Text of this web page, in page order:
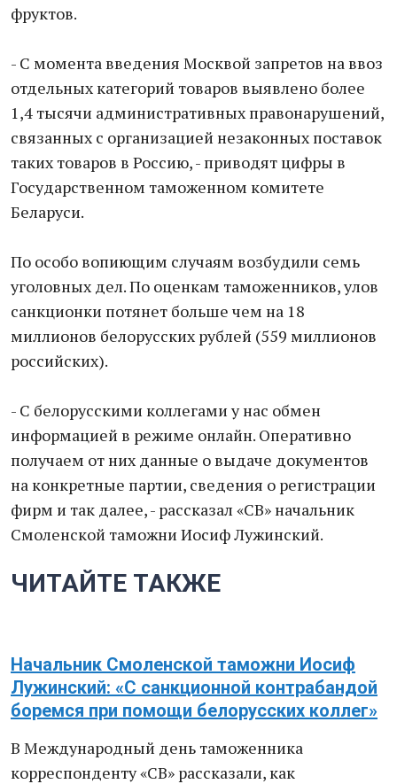
фруктов.
- С момента введения Москвой запретов на ввоз
отдельных категорий товаров выявлено более
1,4 тысячи административных правонарушений,
связанных с организацией незаконных поставок
таких товаров в Россию, - приводят цифры в
Государственном таможенном комитете
Беларуси.
По особо вопиющим случаям возбудили семь
уголовных дел. По оценкам таможенников, улов
санкционки потянет больше чем на 18
миллионов белорусских рублей (559 миллионов
российских).
- С белорусскими коллегами у нас обмен
информацией в режиме онлайн. Оперативно
получаем от них данные о выдаче документов
на конкретные партии, сведения о регистрации
фирм и так далее, - рассказал «СВ» начальник
Смоленской таможни Иосиф Лужинский.
ЧИТАЙТЕ ТАКЖЕ
Начальник Смоленской таможни Иосиф
Лужинский: «С санкционной контрабандой
боремся при помощи белорусских коллег»
В Международный день таможенника
корреспонденту «СВ» рассказали, как